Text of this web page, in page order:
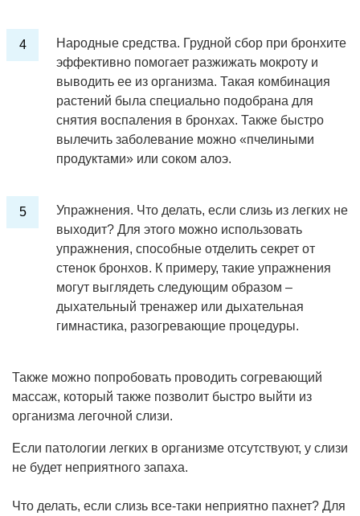
Народные средства. Грудной сбор при бронхите
эффективно помогает разжижать мокроту и
выводить ее из организма. Такая комбинация
растений была специально подобрана для
снятия воспаления в бронхах. Также быстро
вылечить заболевание можно «пчелиными
продуктами» или соком алоэ.
Упражнения. Что делать, если слизь из легких не
выходит? Для этого можно использовать
упражнения, способные отделить секрет от
стенок бронхов. К примеру, такие упражнения
могут выглядеть следующим образом –
дыхательный тренажер или дыхательная
гимнастика, разогревающие процедуры.
Также можно попробовать проводить согревающий
массаж, который также позволит быстро выйти из
организма легочной слизи.
Если патологии легких в организме отсутствуют, у слизи
не будет неприятного запаха.
Что делать, если слизь все-таки неприятно пахнет? Для